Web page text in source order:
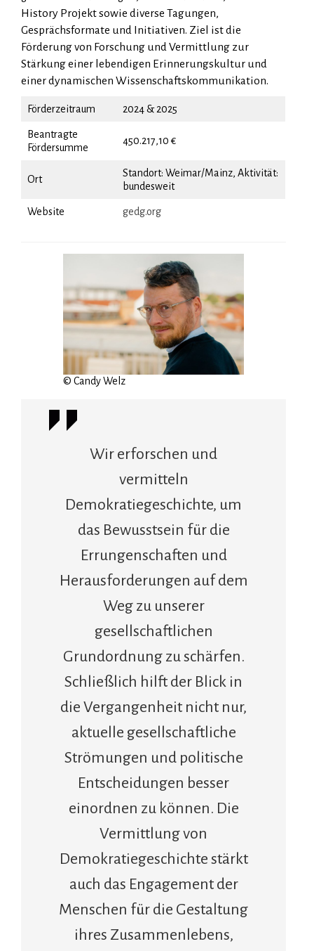
History Projekt sowie diverse Tagungen,
Gesprächsformate und Initiativen. Ziel ist die
Förderung von Forschung und Vermittlung zur
Stärkung einer lebendigen Erinnerungskultur und
einer dynamischen Wissenschaftskommunikation.
Förderzeitraum 2024 & 2025
Beantragte
Fördersumme
450.217,10 €
Ort
Standort: Weimar/Mainz, Aktivität:
bundesweit
Website gedg.org
© Candy Welz
Wir erforschen und
vermitteln
Demokratiegeschichte, um
das Bewusstsein für die
Errungenschaften und
Herausforderungen auf dem
Weg zu unserer
gesellschaftlichen
Grundordnung zu schärfen.
Schließlich hilft der Blick in
die Vergangenheit nicht nur,
aktuelle gesellschaftliche
Strömungen und politische
Entscheidungen besser
einordnen zu können. Die
Vermittlung von
Demokratiegeschichte stärkt
auch das Engagement der
Menschen für die Gestaltung
ihres Zusammenlebens,